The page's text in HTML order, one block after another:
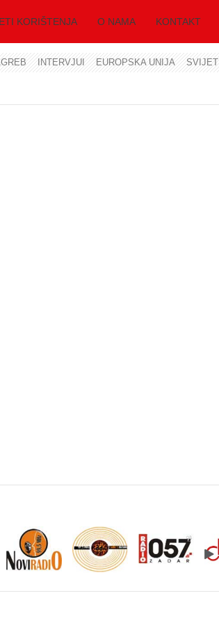
KORIŠTENJA O NAMA KONTAKT
INTERVJUI EUROPSKA UNIJA SVIJET